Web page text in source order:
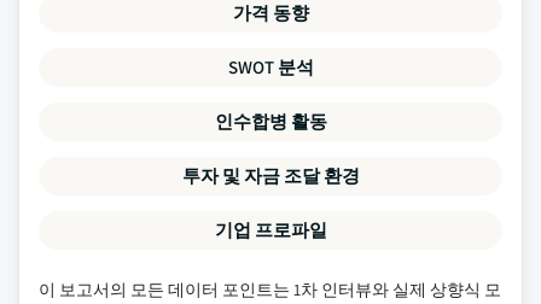
가격 동향
SWOT 분석
인수합병 활동
투자 및 자금 조달 환경
기업 프로파일
이 보고서의 모든 데이터 포인트는 1차 인터뷰와 실제 상향식 모